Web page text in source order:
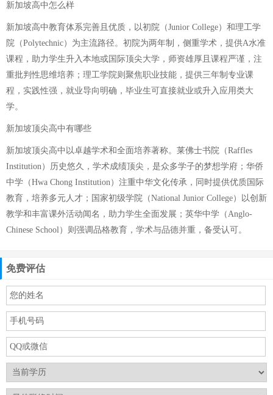
新加坡高中怎么样
新加坡高中教育体系完善且优质，以初院（Junior College）和理工学
院（Polytechnic）为主流路径。初院为两年制，侧重学术，提供A水准
课程，助力学生升入本地或国际顶尖大学，师资雄厚且课程严谨，注
重批判性思维培养；理工学院则聚焦职业技能，提供三年制专业课
程，实践性强，就业导向明确，毕业生可直接就业或升入应用类大
学。
新加坡顶尖高中有哪些
新加坡顶尖高中以卓越学术和全面培养著称。莱佛士书院（Raffles
Institution）历史悠久，学术成绩顶尖，是众多学子的梦想学府；华侨
中学（Hwa Chong Institution）注重中华文化传承，同时提供优质国际
教育，培养多元人才；国家初级学院（National Junior College）以创新
教学和丰富课外活动闻名，助力学生全面发展；英华中学（Anglo-
Chinese School）则强调品格教育，学术与品德并重，备受认可。
免费评估